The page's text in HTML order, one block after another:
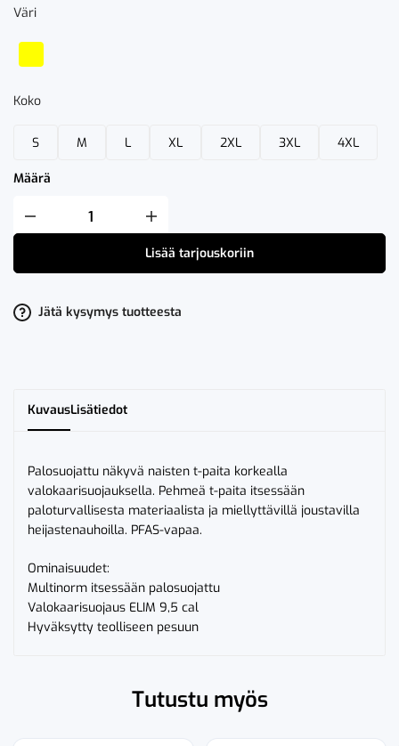
Väri
Koko
S M L XL 2XL 3XL 4XL
Määrä
Fristads
Flamestat
Pitkähihainen
LK
3
Lisää tarjouskoriin
Jätä kysymys tuotteesta
KuvausLisätiedot
Palosuojattu näkyvä naisten t-paita korkealla
valokaarisuojauksella. Pehmeä t-paita itsessään
paloturvallisesta materiaalista ja miellyttävillä joustavilla
heijastenauhoilla. PFAS-vapaa.
Ominaisuudet:
Multinorm itsessään palosuojattu
Valokaarisuojaus ELIM 9,5 cal
Hyväksytty teolliseen pesuun
Tutustu myös